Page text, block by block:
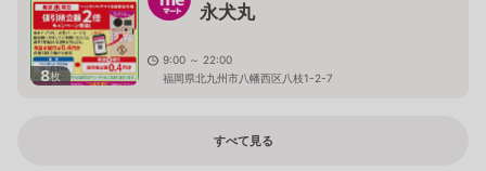
8枚
永犬丸
9:00 ～ 22:00
福岡県北九州市八幡西区八枝1-2-7
すべて見る